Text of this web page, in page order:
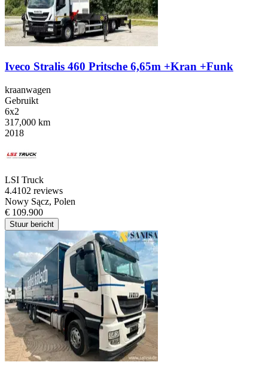
Iveco Stralis 460 Pritsche 6,65m +Kran +Funk
kraanwagen
Gebruikt
6x2
317,000 km
2018
LSI Truck
4.4102 reviews
Nowy Sącz, Polen
€ 109.900
Stuur bericht